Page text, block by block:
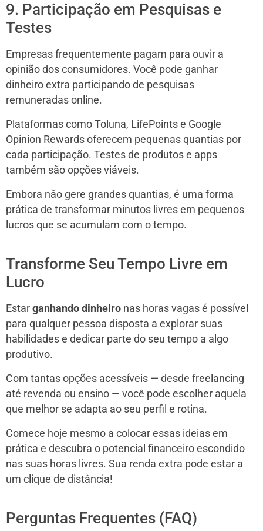
9. Participação em Pesquisas e
Testes
Empresas frequentemente pagam para ouvir a
opinião dos consumidores. Você pode ganhar
dinheiro extra participando de pesquisas
remuneradas online.
Plataformas como Toluna, LifePoints e Google
Opinion Rewards oferecem pequenas quantias por
cada participação. Testes de produtos e apps
também são opções viáveis.
Embora não gere grandes quantias, é uma forma
prática de transformar minutos livres em pequenos
lucros que se acumulam com o tempo.
Transforme Seu Tempo Livre em
Lucro
Estar ganhando dinheiro nas horas vagas é possível
para qualquer pessoa disposta a explorar suas
habilidades e dedicar parte do seu tempo a algo
produtivo.
Com tantas opções acessíveis — desde freelancing
até revenda ou ensino — você pode escolher aquela
que melhor se adapta ao seu perfil e rotina.
Comece hoje mesmo a colocar essas ideias em
prática e descubra o potencial financeiro escondido
nas suas horas livres. Sua renda extra pode estar a
um clique de distância!
Perguntas Frequentes (FAQ)